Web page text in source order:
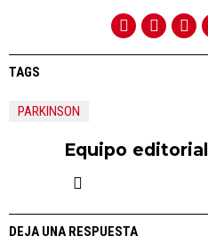
TAGS
PARKINSON
Equipo editorial
DEJA UNA RESPUESTA